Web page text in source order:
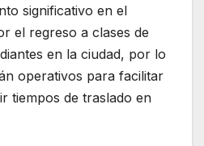
significativo en el
el regreso a clases de
en la ciudad, por lo
operativos para facilitar
tiempos de traslado en